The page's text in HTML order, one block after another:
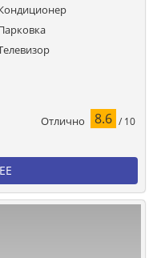
Отлично 8.6 / 10